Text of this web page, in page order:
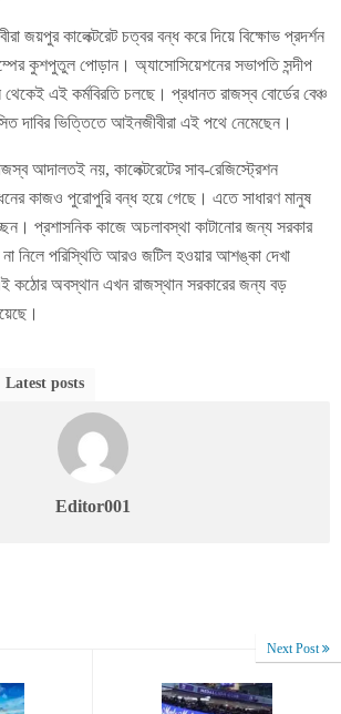
জয়পুর কালেক্টরেট চত্বর বন্ধ করে দিয়ে বিক্ষোভ প্রদর্শন
কুশপুতুল পোড়ান। অ্যাসোসিয়েশনের সভাপতি সন্দীপ
এই কর্মবিরতি চলছে। প্রধানত রাজস্ব বোর্ডের বেঞ্চ
দাবির ভিত্তিতে আইনজীবীরা এই পথে নেমেছেন।
আদালতই নয়, কালেক্টরেটের সাব-রেজিস্ট্রেশন
কাজও পুরোপুরি বন্ধ হয়ে গেছে। এতে সাধারণ মানুষ
প্রশাসনিক কাজে অচলাবস্থা কাটানোর জন্য সরকার
নিলে পরিস্থিতি আরও জটিল হওয়ার আশঙ্কা দেখা
কঠোর অবস্থান এখন রাজস্থান সরকারের জন্য বড়
Latest posts
Editor001
Next Post